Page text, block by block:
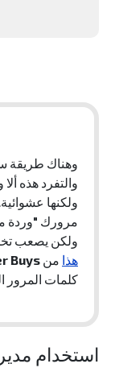
وهناك طريقة
والتفرد هذه
ولكنها
مرورك "وردة
ولكن يصعب
هذا
كلمات المرور
استخدام